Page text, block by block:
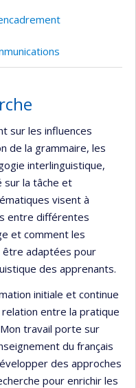
sur les influences
de la grammaire, les
interlinguistique,
sur la tâche et
visent à
entre différentes
et comment les
adaptées pour
des apprenants.
initiale et continue
entre la pratique
travail porte sur
du français
des approches
pour enrichir les